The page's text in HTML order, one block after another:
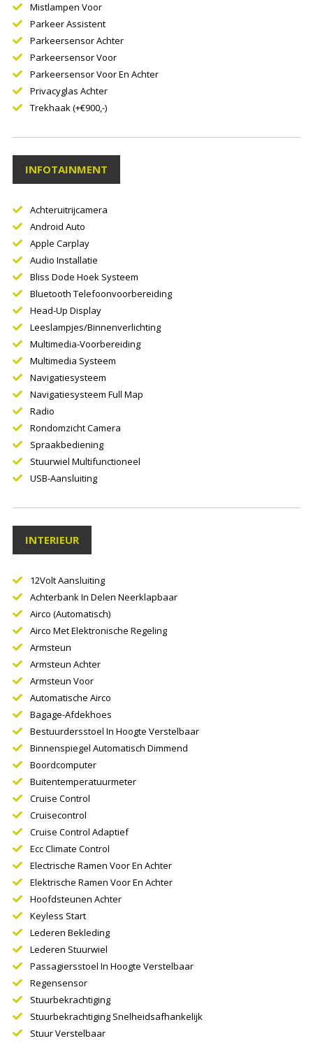
Mistlampen Voor
Parkeer Assistent
Parkeersensor Achter
Parkeersensor Voor
Parkeersensor Voor En Achter
Privacyglas Achter
Trekhaak (+€900,-)
INFOTAINMENT
Achteruitrijcamera
Android Auto
Apple Carplay
Audio Installatie
Bliss Dode Hoek Systeem
Bluetooth Telefoonvoorbereiding
Head-Up Display
Leeslampjes/binnenverlichting
Multimedia-Voorbereiding
Multimedia Systeem
Navigatiesysteem
Navigatiesysteem Full Map
Radio
Rondomzicht Camera
Spraakbediening
Stuurwiel Multifunctioneel
USB-Aansluiting
INTERIEUR
12Volt Aansluiting
Achterbank In Delen Neerklapbaar
Airco (automatisch)
Airco Met Elektronische Regeling
Armsteun
Armsteun Achter
Armsteun Voor
Automatische Airco
Bagage-Afdekhoes
Bestuurdersstoel In Hoogte Verstelbaar
Binnenspiegel Automatisch Dimmend
Boordcomputer
Buitentemperatuurmeter
Cruise Control
Cruisecontrol
Cruise Control Adaptief
Ecc Climate Control
Electrische Ramen Voor En Achter
Elektrische Ramen Voor En Achter
Hoofdsteunen Achter
Keyless Start
Lederen Bekleding
Lederen Stuurwiel
Passagiersstoel In Hoogte Verstelbaar
Regensensor
Stuurbekrachtiging
Stuurbekrachtiging Snelheidsafhankelijk
Stuur Verstelbaar